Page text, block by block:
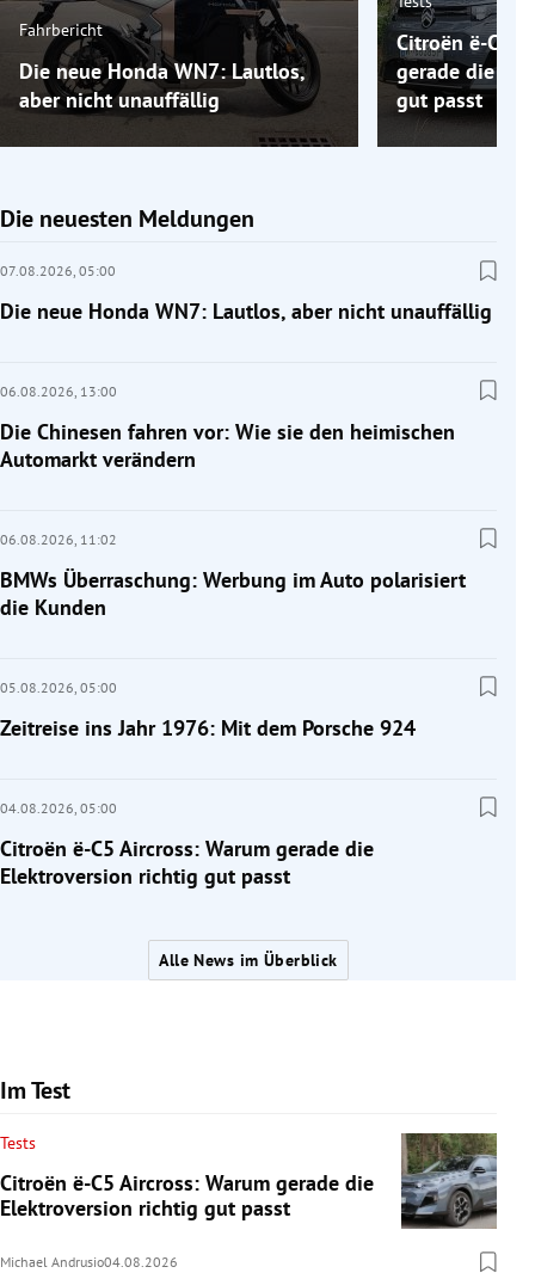
Fahrbericht
Die neue Honda WN7: Lautlos,
aber nicht unauffällig
Citroën ë-C5
gerade die
gut passt
Die neuesten Meldungen
07.08.2026, 05:00
Die neue Honda WN7: Lautlos, aber nicht unauffällig
06.08.2026, 13:00
Die Chinesen fahren vor: Wie sie den heimischen
Automarkt verändern
06.08.2026, 11:02
BMWs Überraschung: Werbung im Auto polarisiert
die Kunden
05.08.2026, 05:00
Zeitreise ins Jahr 1976: Mit dem Porsche 924
04.08.2026, 05:00
Citroën ë-C5 Aircross: Warum gerade die
Elektroversion richtig gut passt
Alle News im Überblick
Im Test
Tests
Citroën ë-C5 Aircross: Warum gerade die
Elektroversion richtig gut passt
Michael Andrusio04.08.2026